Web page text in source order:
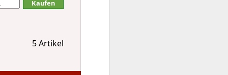
5 Artikel